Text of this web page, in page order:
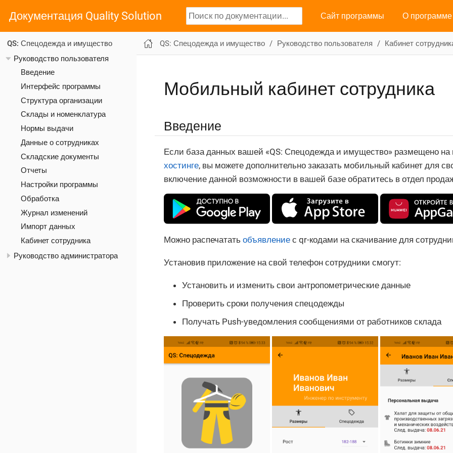
Документация Quality Solution Сайт программы О программе
QS: Спецодежда и имущество
Руководство пользователя
Введение
Интерфейс программы
Структура организации
Склады и номенклатура
Нормы выдачи
Данные о сотрудниках
Складские документы
Отчеты
Настройки программы
Обработка
Журнал изменений
Импорт данных
Кабинет сотрудника
Руководство администратора
QS: Спецодежда и имущество Руководство пользователя Кабинет
Мобильный кабинет сотрудника
Введение
Если база данных вашей «QS: Спецодежда и имущество» размещено
хостинге, вы можете дополнительно заказать мобильный кабинет для
включение данной возможности в вашей базе обратитесь в отдел
Можно распечатать объявление с qr-кодами на скачивание для
Установив приложение на свой телефон сотрудники смогут:
Установить и изменить свои антропометрические данные
Проверить сроки получения спецодежды
Получать Push-уведомления сообщениями от работников склада